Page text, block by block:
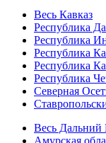
Весь Кавказ
Республика
Республика
Республика
Республика
Республика
Северная
Весь Дальний
Амурская